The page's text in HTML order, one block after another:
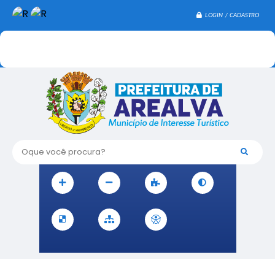
LOGIN / CADASTRO
Oque você procura?